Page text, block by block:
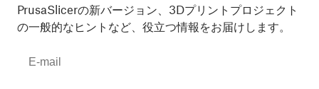
PrusaSlicerの新バージョン、3Dプリントプロジェクト
の一般的なヒントなど、役立つ情報をお届けします。